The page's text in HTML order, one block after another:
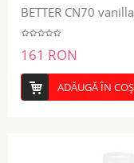
BETTER CN70
161 RON
ADĂUGĂ ÎN COŞ